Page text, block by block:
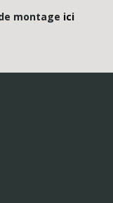
montage ici